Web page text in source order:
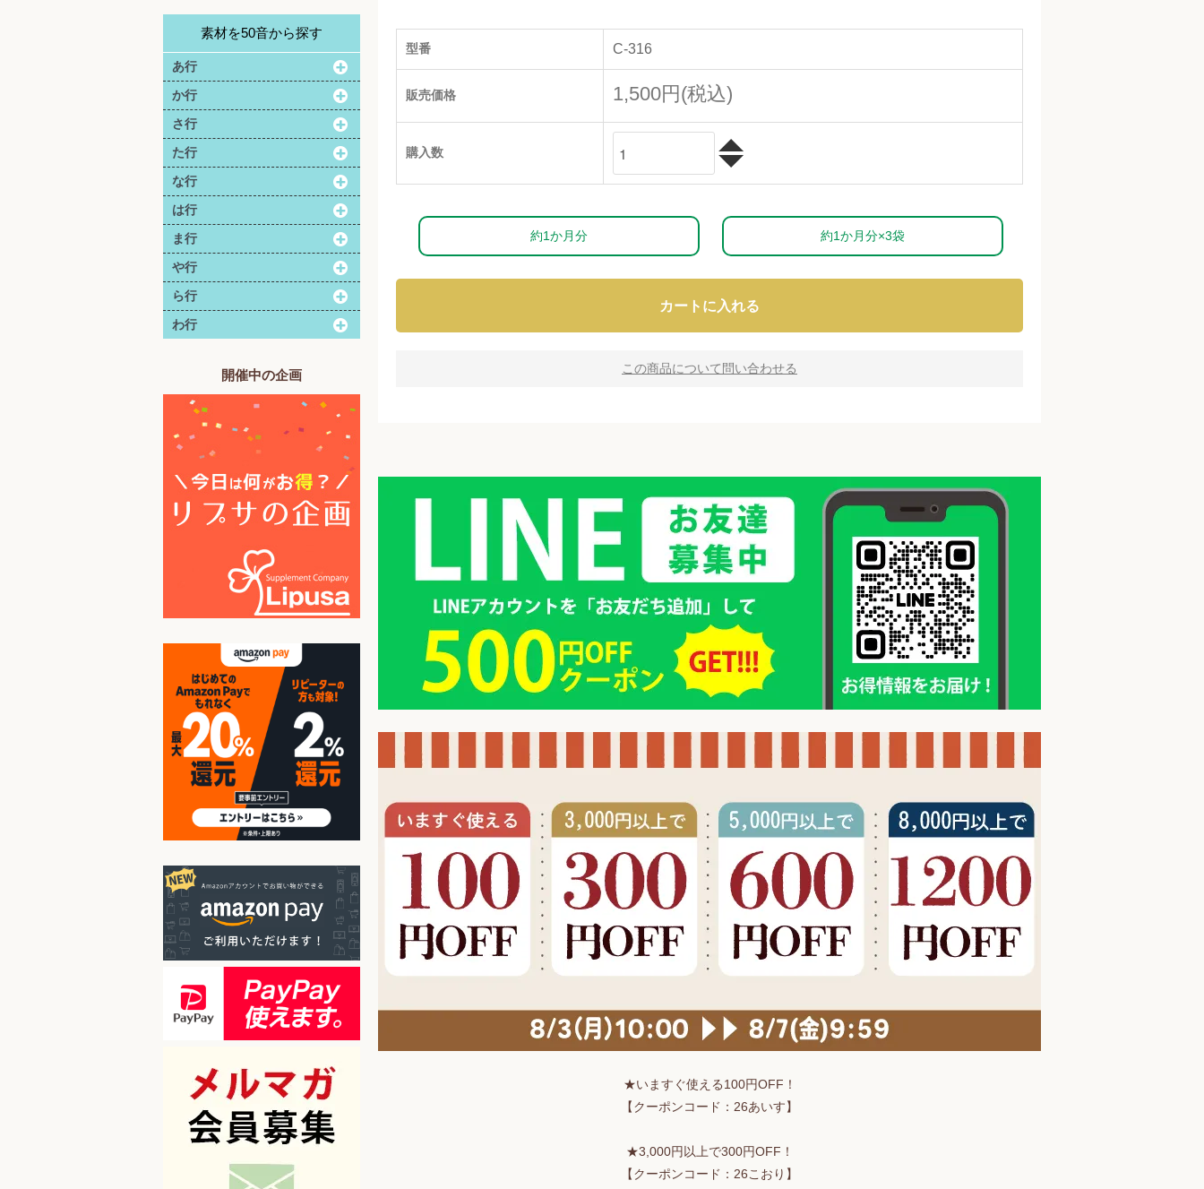
素材を50音から探す
あ行
か行
さ行
た行
な行
は行
ま行
や行
ら行
わ行
開催中の企画
型番 C-316
販売価格 1,500円(税込)
購入数
約1か月分 約1か月分×3袋
カートに入れる
この商品について問い合わせる
★いますぐ使える100円OFF！
【クーポンコード：26あいす】
★3,000円以上で300円OFF！
【クーポンコード：26こおり】